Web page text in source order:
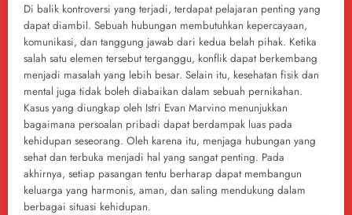
Di balik kontroversi yang terjadi, terdapat pelajaran penting yang
dapat diambil. Sebuah hubungan membutuhkan kepercayaan,
komunikasi, dan tanggung jawab dari kedua belah pihak. Ketika
salah satu elemen tersebut terganggu, konflik dapat berkembang
menjadi masalah yang lebih besar. Selain itu, kesehatan fisik dan
mental juga tidak boleh diabaikan dalam sebuah pernikahan.
Kasus yang diungkap oleh Istri Evan Marvino menunjukkan
bagaimana persoalan pribadi dapat berdampak luas pada
kehidupan seseorang. Oleh karena itu, menjaga hubungan yang
sehat dan terbuka menjadi hal yang sangat penting. Pada
akhirnya, setiap pasangan tentu berharap dapat membangun
keluarga yang harmonis, aman, dan saling mendukung dalam
berbagai situasi kehidupan.